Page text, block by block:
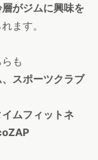
がジムに興味を
ます。
も
スポーツクラブ
ムフィットネ